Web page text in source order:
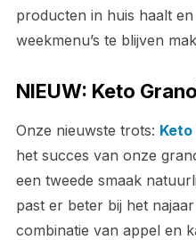
producten in huis haalt
weekmenu’s te blijven
NIEUW: Keto
Onze nieuwste trots:
het succes van onze
een tweede smaak
past er beter bij het
combinatie van appel en